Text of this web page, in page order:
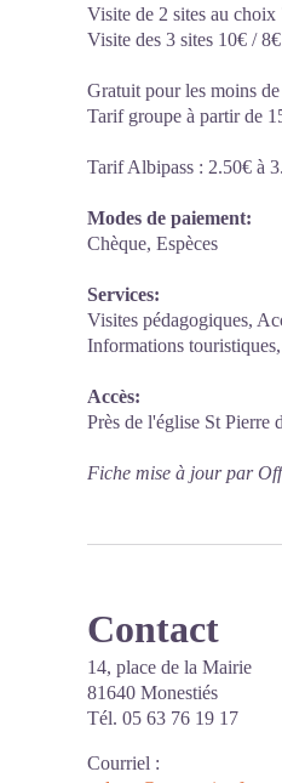
Visite de 2 sites au
Visite des 3 sites 10€ /
Gratuit pour les moins
Tarif groupe à partir de
Tarif Albipass : 2.50€ à
Modes de paiement:
Chèque, Espèces
Services:
Visites pédagogiques,
Informations
Accès:
Près de l'église St Pierre
Fiche mise à jour par
Contact
14, place de la Mairie
81640 Monestiés
Tél. 05 63 76 19 17
Courriel :